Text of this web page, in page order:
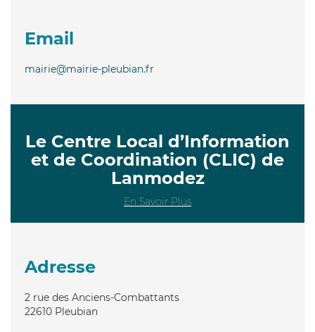
Email
mairie@mairie-pleubian.fr
Le Centre Local d’Information
et de Coordination (CLIC) de
Lanmodez
En Savoir Plus
Adresse
2 rue des Anciens-Combattants
22610 Pleubian